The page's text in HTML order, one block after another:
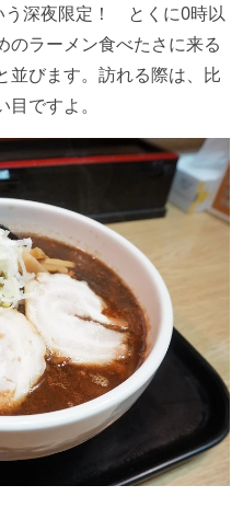
う深夜限定！ とくに0時以
のラーメン食べたさに来る
並びます。訪れる際は、比
ですよ。